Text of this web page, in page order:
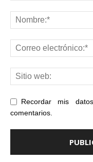
Recordar mis
comentarios.